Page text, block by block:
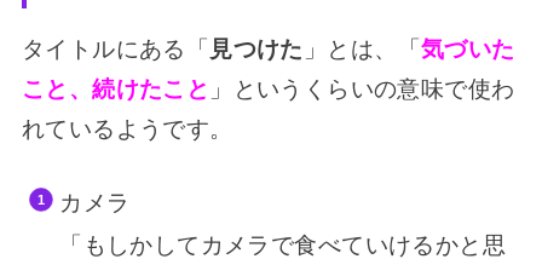
タイトルにある「 見つけた 」とは、「 気づいた
こと、続けたこと 」というくらいの意味で使わ
れているようです。
カメラ
「もしかしてカメラで食べていけるかと思